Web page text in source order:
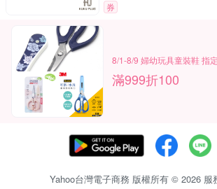
券
8/1-8/9 婦幼玩具童裝鞋 指
滿999折100
Yahoo台灣電子商務 版權所有 © 2026 服